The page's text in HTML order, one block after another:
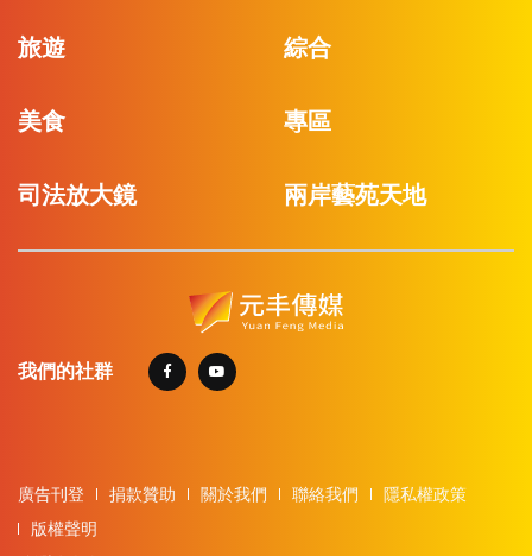
旅遊 綜合
美食 專區
司法放大鏡 兩岸藝苑天地
我們的社群
廣告刊登 捐款贊助 關於我們 聯絡我們
隱私權政策
版權聲明